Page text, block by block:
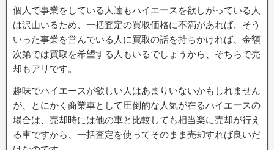
個人で事業をしている人達もハイエースを欲しがっている人
は沢山いるため、一括査定の買取価格に不満があれば、そう
いった事業を営んでいる人に買取の話を持ちかければ、金額
次第では買取を希望する人もいるでしょうから、そちらで売
却もアリです。
趣味でハイエースが欲しい人はあまりいないかもしれません
が、とにかく商業車として圧倒的な人気が在るハイエースの
場合は、売却時には他の車と比較しても相当楽に売却が行え
る車ですから、一括査定を使ってそのまま売却すれば良いだ